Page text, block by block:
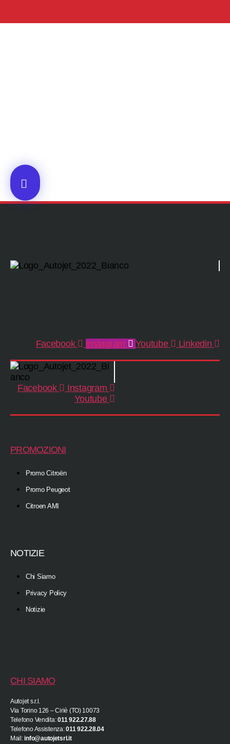
Facebook Instagram Youtube Linkedin
Facebook
Instagram
Youtube
PROMOZIONI
Promo Citroën
Promo Peugeot
Citroen AMI
NOTIZIE
Chi Siamo
Privacy Policy
Notizie
CHI SIAMO
Autojet s.r.l.
Via Torino 126 – Ciriè (TO) 10073
Telefono Vendita:011 922.27.88
Telefono Assistenza:011 922.28.04
Mail:info@autojetsrl.it